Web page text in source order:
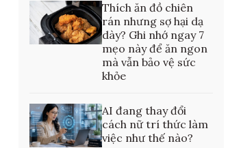
Thích ăn đồ chiên
rán nhưng sợ hại dạ
dày? Ghi nhớ ngay 7
mẹo này để ăn ngon
mà vẫn bảo vệ sức
khỏe
AI đang thay đổi
cách nữ trí thức làm
việc như thế nào?